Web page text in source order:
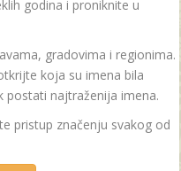
godina i proniknite u
gradovima i regionima.
koja su imena bila
postati najtraženija imena.
pristup značenju svakog od